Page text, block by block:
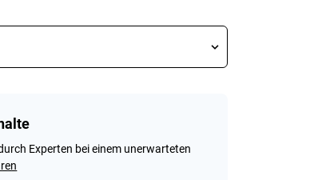
Experten bei einem unerwarteten